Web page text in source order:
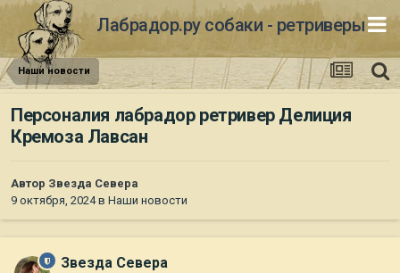
Лабрадор.ру собаки - ретриверы
Наши новости
Персоналия лабрадор ретривер Делиция
Кремоза Лавсан
Автор Звезда Севера
9 октября, 2024в Наши новости
Звезда Севера